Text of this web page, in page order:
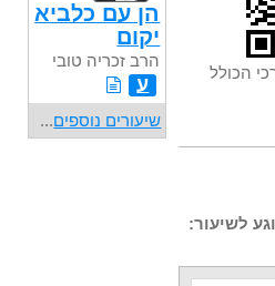
הכולל
לשיעור:
הן עם כלביא
יקום
הרב זכריה טובי
ע
שיעורים נוספים...